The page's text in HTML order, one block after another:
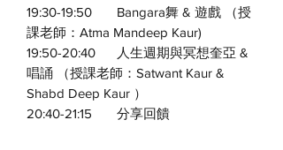
19:30-19:50 Bangara舞 & 遊戲 （授
課老師：Atma Mandeep Kaur)
19:50-20:40 人生週期與冥想奎亞 &
唱誦 （授課老師：Satwant Kaur &
Shabd Deep Kaur ）
20:40-21:15 分享回饋